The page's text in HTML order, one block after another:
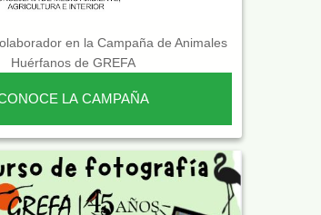
en la Campaña de Animales
Huérfanos de GREFA
LA CAMPAÑA